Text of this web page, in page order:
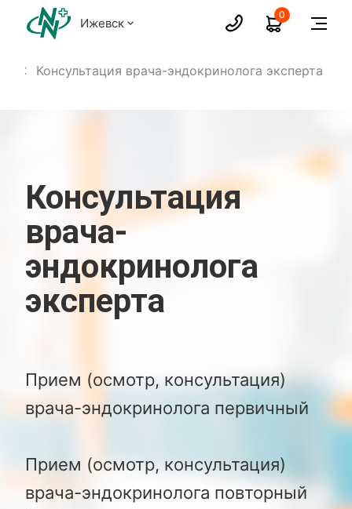
Ижевск
0
Консультация врача-эндокринолога эксперта
Консультация
врача-
эндокринолога
эксперта
Прием (осмотр, консультация)
врача-эндокринолога первичный
Прием (осмотр, консультация)
врача-эндокринолога повторный